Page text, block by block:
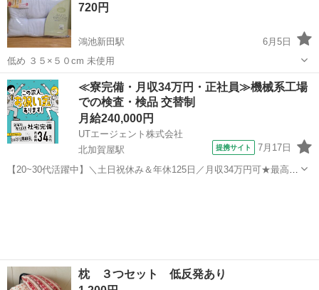
を優先させてい...720円
鴻池新田駅
6月5日
低め ３５×５０cm 未使用
大阪 大阪市 鴻池新田駅 寝具
≪寮完備・月収34万円・正社員≫機械系工場
での検査・検品 交替制
月給240,000円
UTエージェント株式会社
北加賀屋駅
提携サイト 7月17日
【20~30代活躍中】＼土日祝休み＆年休125日／月収34万円可★最高15
枕 ３つセット 低反発あり